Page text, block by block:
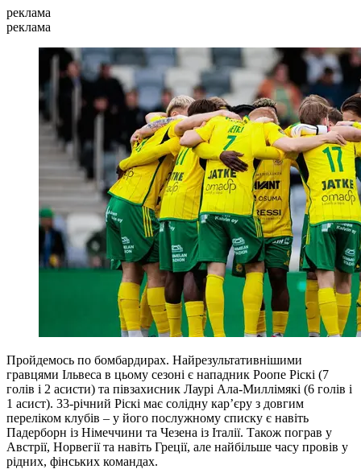
реклама
реклама
Пройдемось по бомбардирах. Найрезультативнішими
гравцями Ільвеса в цьому сезоні є нападник Роопе Ріскі (7
голів і 2 асисти) та півзахисник Лаурі Ала-Миллімякі (6 голів і
1 асист). 33-річний Ріскі має солідну кар’єру з довгим
переліком клубів – у його послужному списку є навіть
Падерборн із Німеччини та Чезена із Італії. Також пограв у
Австрії, Норвегії та навіть Греції, але найбільше часу провів у
рідних, фінських командах.